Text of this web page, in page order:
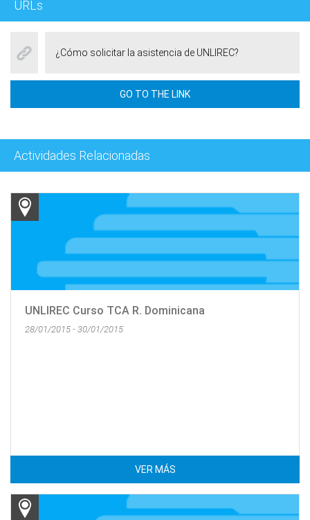
URLs
¿Cómo solicitar la asistencia de UNLIREC?
GO TO THE LINK
Actividades Relacionadas
UNLIREC Curso TCA R. Dominicana
28/01/2015 - 30/01/2015
VER MÁS